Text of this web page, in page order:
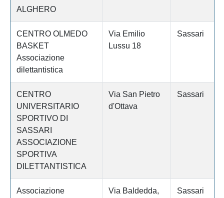
ALGHERO
CENTRO OLMEDO
BASKET
Associazione
dilettantistica
Via Emilio
Lussu 18
Sassari
CENTRO
UNIVERSITARIO
SPORTIVO DI
SASSARI
ASSOCIAZIONE
SPORTIVA
DILETTANTISTICA
Via San Pietro
d'Ottava
Sassari
Associazione
Via Baldedda,
Sassari